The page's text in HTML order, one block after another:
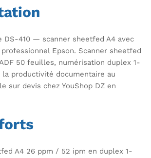
DS-410 — scanner sheetfed A4 avec
Epson. Scanner sheetfed
50 feuilles, numérisation duplex 1-
la productivité documentaire au
sur devis chez YouShop DZ en
A4 26 ppm / 52 ipm en duplex 1-